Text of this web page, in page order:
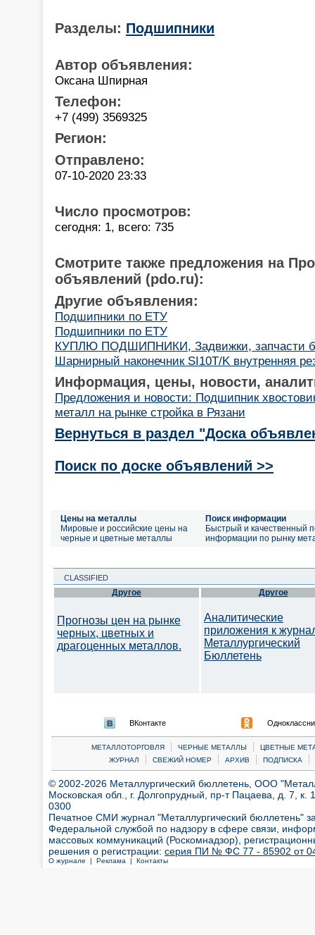
Разделы: Подшипники
Автор объявления:
Оксана Шпирная
Телефон:
+7 (499) 3569325
Регион:
Отправлено:
07-10-2020 23:33
Число просмотров:
сегодня: 1, всего: 735
Смотрите также предложения на
объявлений (pdo.ru):
Другие объявления:
Подшипники по ЕТУ
Подшипники по ЕТУ
КУПЛЮ ПОДШИПНИКИ, Задвижки, запчасти
Шарнирный наконечник SI10T/K внутренняя
Информация, цены, новости,
Предложения и новости: Подшипник
металл на рынке стройка в Рязани
Вернуться в раздел "Доска
Поиск по доске объявлений >>
Цены на металлы
Мировые и российские цены на
черные и цветные металлы
Поиск информации
Быстрый и качественный
информации по рынку
CLASSIFIED
Другое
Прогнозы цен на рынке
черных, цветных и
драгоценных металлов.
Другое
Аналитические
приложения к
Металлургический
Бюллетень
ВКонтакте
МЕТАЛЛОТОРГОВЛЯ | ЧЕРНЫЕ МЕТАЛЛЫ |
ЦВЕТНЫЕ
ЖУРНАЛ
| СВЕЖИЙ НОМЕР | АРХИВ | ПОДПИСКА |
© 2002-2026 Металлургический бюллетень, ООО
Московская обл., г. Долгопрудный, пр-т Пацаева, д. 7,
0300
Печатное СМИ журнал "Металлургический бюллетень"
Федеральной службой по надзору в сфере связи,
массовых коммуникаций (Роскомнадзор),
решения о регистрации: серия ПИ № ФС 77 - 85902 от 04
О журнале | Реклама | Контакты